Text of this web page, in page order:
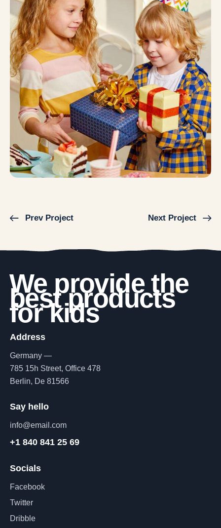
Prev Project Next Project
We provide the
best products
for kids
Address
Germany —
785 15h Street, Office 478
Berlin, De 81566
Say hello
info@email.com
+1 840 841 25 69
Socials
Facebook
Twitter
Dribble